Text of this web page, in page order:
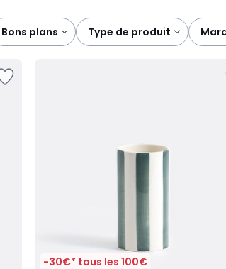
bons plans type de produit
-30€* tous les 100€